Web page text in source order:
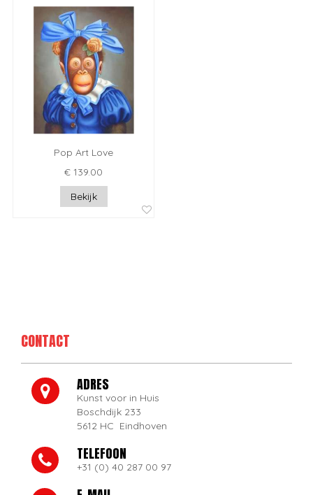
Pop Art Love
€ 139.00
Bekijk
CONTACT
ADRES
Kunst voor in Huis
Boschdijk 233
5612 HC Eindhoven
TELEFOON
+31 (0) 40 287 00 97